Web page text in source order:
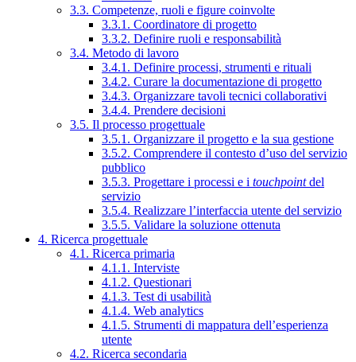
3.3. Competenze, ruoli e figure coinvolte
3.3.1. Coordinatore di progetto
3.3.2. Definire ruoli e responsabilità
3.4. Metodo di lavoro
3.4.1. Definire processi, strumenti e rituali
3.4.2. Curare la documentazione di progetto
3.4.3. Organizzare tavoli tecnici collaborativi
3.4.4. Prendere decisioni
3.5. Il processo progettuale
3.5.1. Organizzare il progetto e la sua gestione
3.5.2. Comprendere il contesto d’uso del servizio
pubblico
3.5.3. Progettare i processi e i touchpointdel
servizio
3.5.4. Realizzare l’interfaccia utente del servizio
3.5.5. Validare la soluzione ottenuta
4. Ricerca progettuale
4.1. Ricerca primaria
4.1.1. Interviste
4.1.2. Questionari
4.1.3. Test di usabilità
4.1.4. Web analytics
4.1.5. Strumenti di mappatura dell’esperienza
utente
4.2. Ricerca secondaria